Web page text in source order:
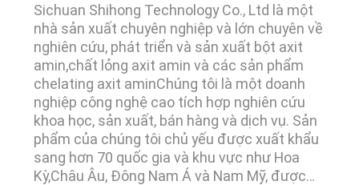
Sichuan Shihong Technology Co., Ltd là một
nhà sản xuất chuyên nghiệp và lớn chuyên về
nghiên cứu, phát triển và sản xuất bột axit
amin,chất lỏng axit amin và các sản phẩm
chelating axit aminChúng tôi là một doanh
nghiệp công nghệ cao tích hợp nghiên cứu
khoa học, sản xuất, bán hàng và dịch vụ. Sản
phẩm của chúng tôi chủ yếu được xuất khẩu
sang hơn 70 quốc gia và khu vực như Hoa
Kỳ,Châu Âu, Đông Nam Á và Nam Mỹ, được